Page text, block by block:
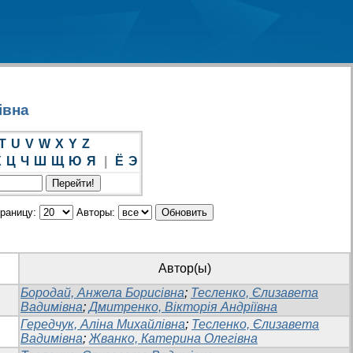
U V W X Y Z
Ц Ч Ш Щ Ю Я Ё Э
Авторы:
Автор(ы)
Бородай, Анжела Борисівна; Тесленко, Єлизавета
Вадимівна;Дмитренко, Вікторія Андріївна
Гередчук, Аліна Михайлівна; Тесленко, Єлизавета
Вадимівна; Жванко, Катерина Олегівна